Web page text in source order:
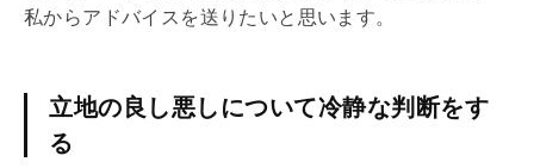
私からアドバイスを送りたいと思います。
立地の良し悪しについて冷静な判断をす
る